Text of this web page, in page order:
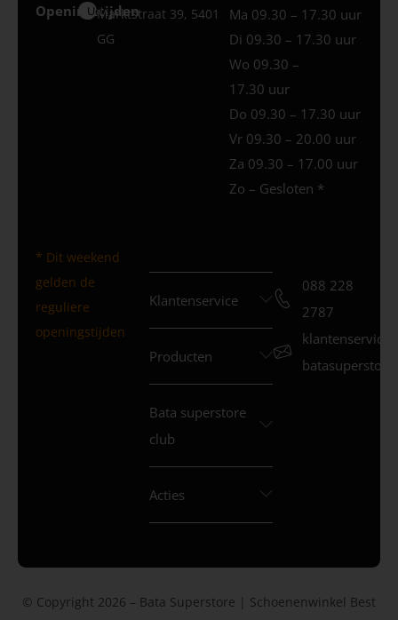
Openingstijden
Uden
Marktstraat 39, 5401
GG
Ma 09.30 – 17.30 uur
Di 09.30 – 17.30 uur
Wo 09.30 –
17.30 uur
Do 09.30 – 17.30 uur
Vr 09.30 – 20.00 uur
Za 09.30 – 17.00 uur
Zo – Gesloten *
* Dit weekend
gelden de
reguliere
openingstijden
Klantenservice
Producten
Bata superstore
club
Acties
088 228
2787
© Copyright 2026 – Bata Superstore | Schoenenwinkel Best